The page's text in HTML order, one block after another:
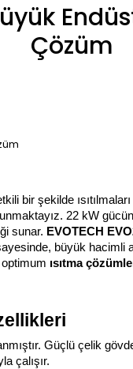
Büyük
Çözüm
bir şekilde
22 kW
sunar. EVOTECH
büyük
ısıtma
Güçlü çelik
çalışır.